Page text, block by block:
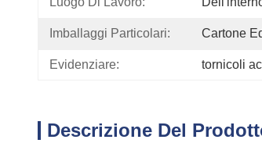
Imballaggi Particolari: Cartone
Evidenziare: tornicoli
Descrizione Del